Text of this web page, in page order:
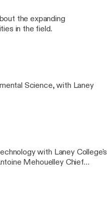
the expanding
in the field.
Science, with Laney
with Laney College's
Mehouelley Chief